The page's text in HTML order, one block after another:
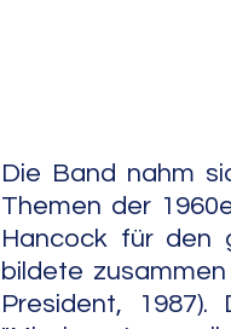
Die Band nahm
Themen der
Hancock für den
bildete
President,